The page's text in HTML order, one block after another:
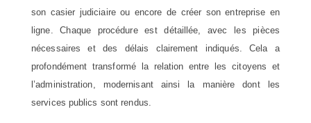
son casier judiciaire ou encore de créer son entreprise en
ligne. Chaque procédure est détaillée, avec les pièces
nécessaires et des délais clairement indiqués. Cela a
profondément transformé la relation entre les citoyens et
l’administration, modernisant ainsi la manière dont les
services publics sont rendus.